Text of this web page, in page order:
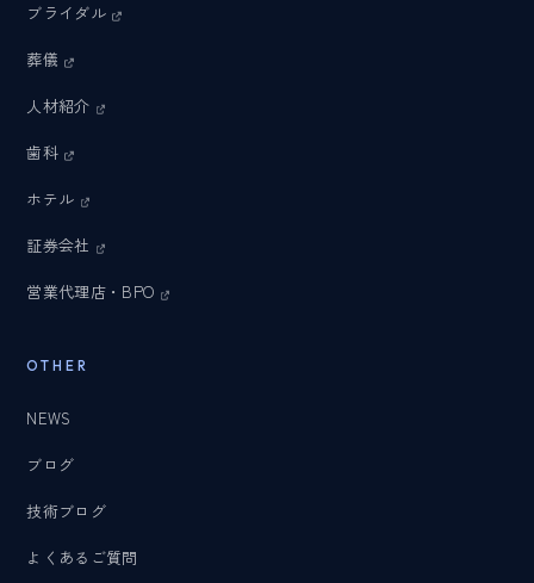
ブライダル
葬儀
人材紹介
歯科
ホテル
証券会社
営業代理店・BPO
OTHER
NEWS
ブログ
技術ブログ
よくあるご質問